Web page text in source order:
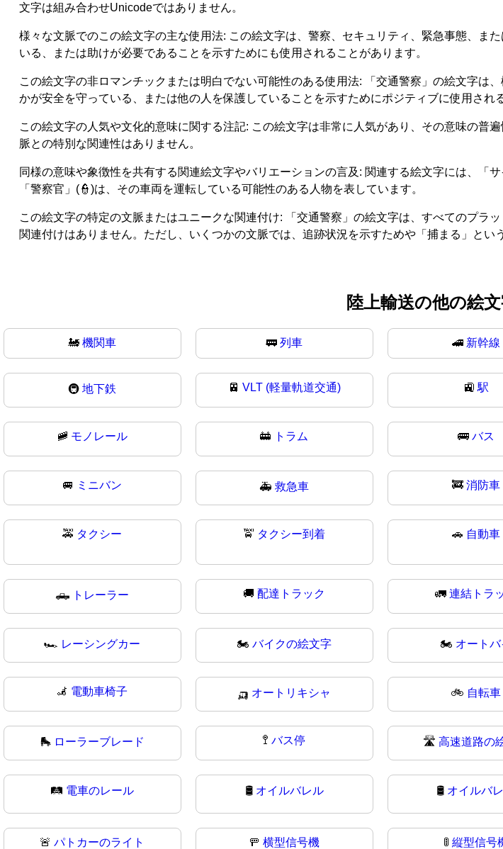
文字は組み合わせUnicodeではありません。
様々な文脈でのこの絵文字の主な使用法: この絵文字は、警察、セキュリティ、緊急事態、ま
いる、または助けが必要であることを示すためにも使用されることがあります。
この絵文字の非ロマンチックまたは明白でない可能性のある使用法: 「交通警察」の絵文字
かが安全を守っている、または他の人を保護していることを示すためにポジティブに使用され
この絵文字の人気や文化的意味に関する注記: この絵文字は非常に人気があり、その意味の普
脈との特別な関連性はありません。
同様の意味や象徴性を共有する関連絵文字やバリエーションの言及: 関連する絵文字には、「
「警察官」(👮)は、その車両を運転している可能性のある人物を表しています。
この絵文字の特定の文脈またはユニークな関連付け: 「交通警察」の絵文字は、すべてのプ
関連付けはありません。ただし、いくつかの文脈では、追跡状況を示すためや「捕まる」とい
陸上輸送の他の絵
🚂機関車 🚃列車 🚄 新幹線
🚇地下鉄 🚈 VLT (軽量軌道交通) 🚉 駅
🚞 モノレール 🚋 トラム 🚌 バス
🚐 ミニバン 🚑救急車 🚒 消防車
🚕 タクシー 🚖 タクシー到着 🚗 自動車
🛻 トレーラー 🚚配達トラック 🚛 連結トラ
🏎 レーシングカー 🏍️バイクの絵文字 🏍 オートバ
🦼 電動車椅子 🛺 オートリキシャ 🚲 自転車
🛼 ローラーブレード 🚏バス停 🛣️ 高速道路の
🛤 電車のレール 🛢️ オイルバレル 🛢 オイルバ
🚨パトカーのライト 🚥横型信号機 🚦 縦型信号